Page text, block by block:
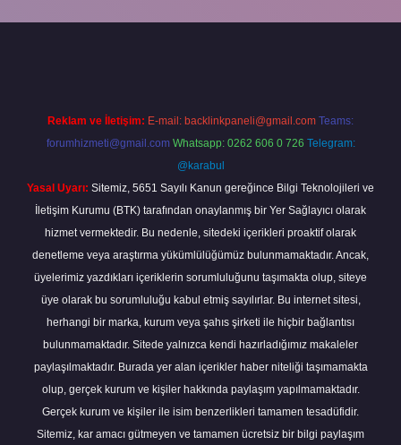
Reklam ve İletişim: E-mail: backlinkpaneli@gmail.com Teams:
forumhizmeti@gmail.com Whatsapp: 0262 606 0 726 Telegram:
@karabul
Yasal Uyarı: Sitemiz, 5651 Sayılı Kanun gereğince Bilgi Teknolojileri ve
İletişim Kurumu (BTK) tarafından onaylanmış bir Yer Sağlayıcı olarak
hizmet vermektedir. Bu nedenle, sitedeki içerikleri proaktif olarak
denetleme veya araştırma yükümlülüğümüz bulunmamaktadır. Ancak,
üyelerimiz yazdıkları içeriklerin sorumluluğunu taşımakta olup, siteye
üye olarak bu sorumluluğu kabul etmiş sayılırlar. Bu internet sitesi,
herhangi bir marka, kurum veya şahıs şirketi ile hiçbir bağlantısı
bulunmamaktadır. Sitede yalnızca kendi hazırladığımız makaleler
paylaşılmaktadır. Burada yer alan içerikler haber niteliği taşımamakta
olup, gerçek kurum ve kişiler hakkında paylaşım yapılmamaktadır.
Gerçek kurum ve kişiler ile isim benzerlikleri tamamen tesadüfidir.
Sitemiz, kar amacı gütmeyen ve tamamen ücretsiz bir bilgi paylaşım